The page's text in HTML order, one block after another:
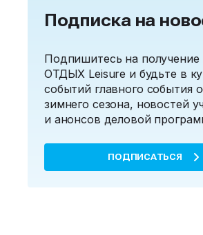
Подписка на
Подпишитесь на
ОТДЫХ Leisure и будьте в
событий главного события
зимнего сезона, новостей
и анонсов деловой
ПОДПИСАТЬСЯ